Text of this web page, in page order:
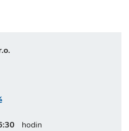
hodin